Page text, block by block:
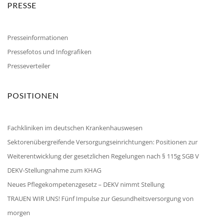
PRESSE
Presseinformationen
Pressefotos und Infografiken
Presseverteiler
POSITIONEN
Fachkliniken im deutschen Krankenhauswesen
Sektorenübergreifende Versorgungseinrichtungen: Positionen zur
Weiterentwicklung der gesetzlichen Regelungen nach § 115g SGB V
DEKV-Stellungnahme zum KHAG
Neues Pflegekompetenzgesetz – DEKV nimmt Stellung
TRAUEN WIR UNS! Fünf Impulse zur Gesundheitsversorgung von
morgen